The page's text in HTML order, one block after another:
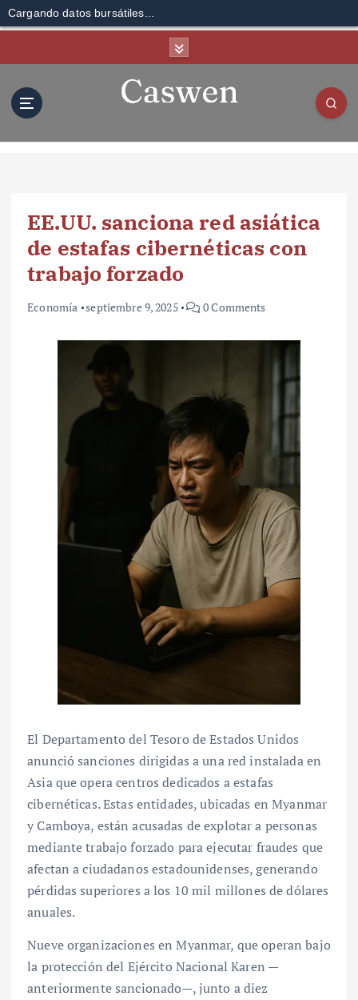
Cargando datos bursátiles...
EE.UU. sanciona red asiática
de estafas cibernéticas con
trabajo forzado
Economía septiembre 9, 2025 0 Comments
El Departamento del Tesoro de Estados Unidos
anunció sanciones dirigidas a una red instalada en
Asia que opera centros dedicados a estafas
cibernéticas. Estas entidades, ubicadas en Myanmar
y Camboya, están acusadas de explotar a personas
mediante trabajo forzado para ejecutar fraudes que
afectan a ciudadanos estadounidenses, generando
pérdidas superiores a los 10 mil millones de dólares
anuales.
Nueve organizaciones en Myanmar, que operan bajo
la protección del Ejército Nacional Karen —
anteriormente sancionado—, junto a diez